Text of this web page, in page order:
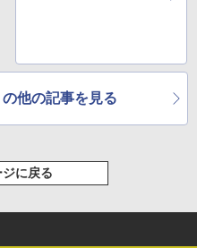
の他の記事を見る
ジに戻る